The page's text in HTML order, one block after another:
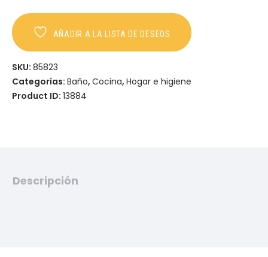
AÑADIR A LA LISTA DE DESEOS
SKU: 85823
Categorías: Baño, Cocina, Hogar e higiene
Product ID: 13884
Descripción